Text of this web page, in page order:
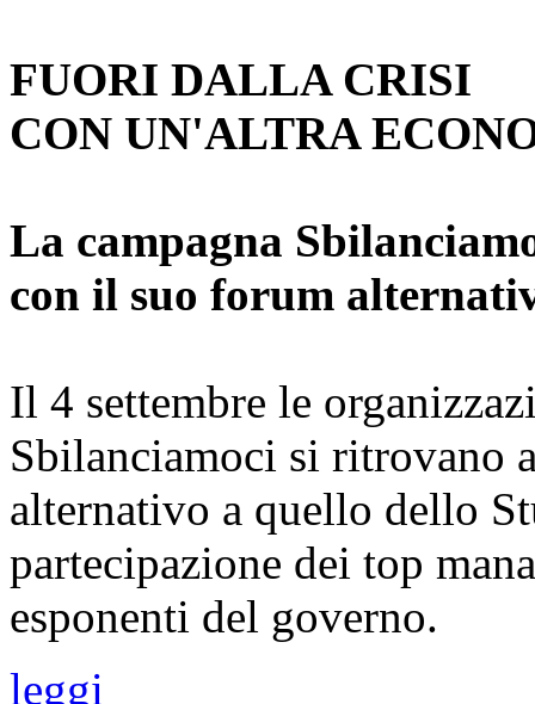
FUORI DALLA CRISI
CON UN'ALTRA
La campagna
con il suo forum
Il 4 settembre le
Sbilanciamoci si ritrovano
alternativo a quello dello
partecipazione dei top
esponenti del governo.
leggi